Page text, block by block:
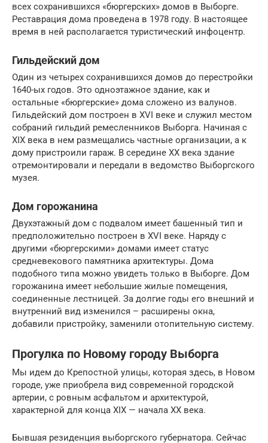
всех сохранившихся «бюргерских» домов в Выборге.
Реставрация дома проведена в 1978 году. В настоящее
время в ней располагается туристический инфоцентр.
Гильдейский дом
Один из четырех сохранившихся домов до перестройки
1640-ых годов. Это одноэтажное здание, как и
остальные «бюргерские» дома сложено из валунов.
Гильдейский дом построен в XVI веке и служил местом
собраний гильдий ремесленников Выборга. Начиная с
XIX века в нем размещались частные организации, а к
дому пристроили гараж. В середине XX века здание
отремонтировали и передали в ведомство Выборгского
музея.
Дом горожанина
Двухэтажный дом с подвалом имеет башенный тип и
предположительно построен в XVI веке. Наряду с
другими «бюргерскими» домами имеет статус
средневекового памятника архитектуры. Дома
подобного типа можно увидеть только в Выборге. Дом
горожанина имеет небольшие жилые помещения,
соединенные лестницей. За долгие годы его внешний и
внутренний вид изменился – расширены окна,
добавили пристройку, заменили отопительную систему.
Прогулка по Новому городу Выборга
Мы идем до Крепостной улицы, которая здесь, в Новом
городе, уже приобрела вид современной городской
артерии, с ровным асфальтом и архитектурой,
характерной для конца XIX — начала XX века.
Бывшая резиденция выборгского губернатора. Сейчас